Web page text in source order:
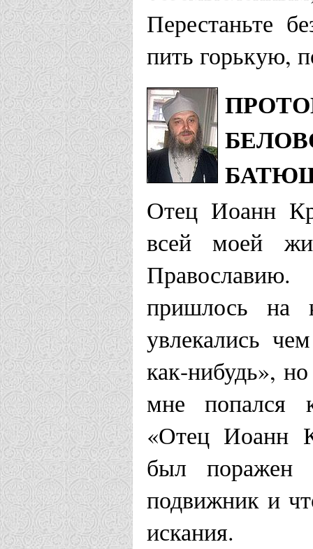
Храм
Пашино
Оренбургская
Храм св.
пос.
Орская
Собор
Пензенская
Храм
Иоанна
Псковская
Храм
Перестаньте
пить горькую,
Отец Иоанн
всей моей
пришлось на
увлекались
как-нибудь»,
мне попался
«Отец Иоанн
был
подвижник и
искания.